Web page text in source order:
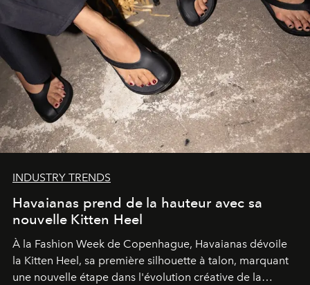
INDUSTRY TRENDS
Havaianas prend de la hauteur avec sa
nouvelle Kitten Heel
À la Fashion Week de Copenhague, Havaianas dévoile
la Kitten Heel, sa première silhouette à talon, marquant
une nouvelle étape dans l'évolution créative de la